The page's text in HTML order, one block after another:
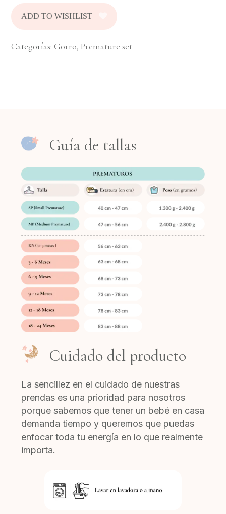
porque ayuda a evitar esa pérdida!
Si tu bebé está en incubadora, seguro le
podrás poner esta prenda. Por esto,
queremos acompañarte a abrigar a tu
ADD TO WISHLIST
Categorías:Gorro,Premature set
Guía de tallas
Cuidado del producto
La sencillez en el cuidado de nuestras
prendas es una prioridad para nosotros
porque sabemos que tener un bebé en casa
demanda tiempo y queremos que puedas
enfocar toda tu energía en lo que realmente
importa.